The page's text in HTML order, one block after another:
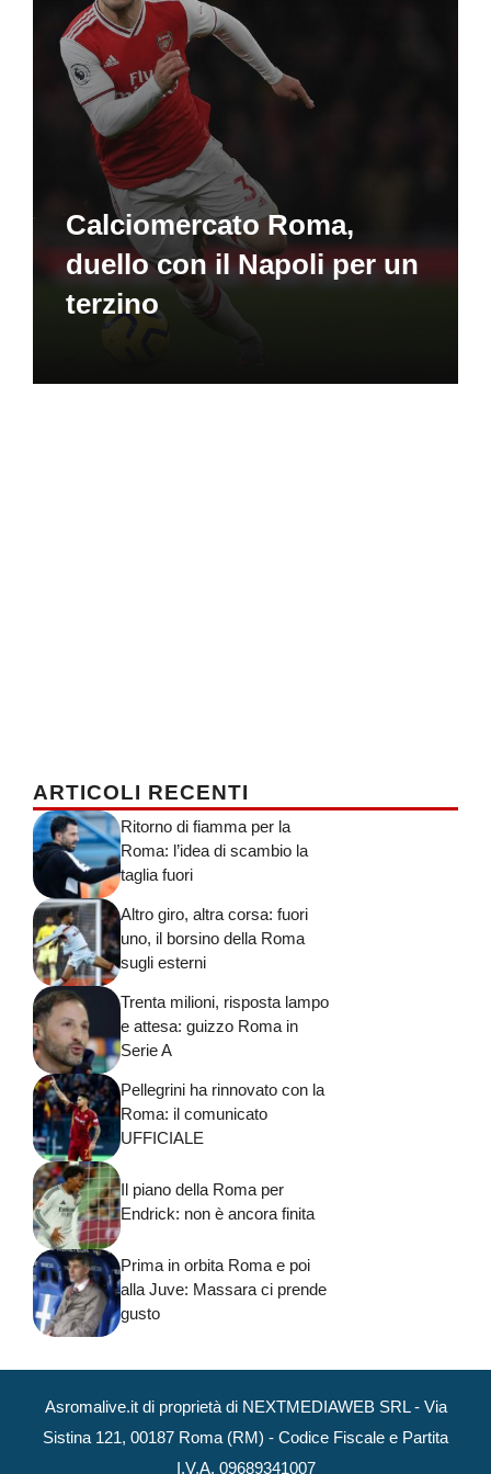
Calciomercato Roma,
duello con il Napoli per un
terzino
ARTICOLI RECENTI
Ritorno di fiamma per la
Roma: l’idea di scambio la
taglia fuori
Altro giro, altra corsa: fuori
uno, il borsino della Roma
sugli esterni
Trenta milioni, risposta lampo
e attesa: guizzo Roma in
Serie A
Pellegrini ha rinnovato con la
Roma: il comunicato
UFFICIALE
Il piano della Roma per
Endrick: non è ancora finita
Prima in orbita Roma e poi
alla Juve: Massara ci prende
gusto
Asromalive.it di proprietà di NEXTMEDIAWEB SRL - Via
Sistina 121, 00187 Roma (RM) - Codice Fiscale e Partita
I.V.A. 09689341007